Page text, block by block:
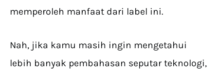
memperoleh manfaat dari label ini.
Nah, jika kamu masih ingin mengetahui
lebih banyak pembahasan seputar teknologi,